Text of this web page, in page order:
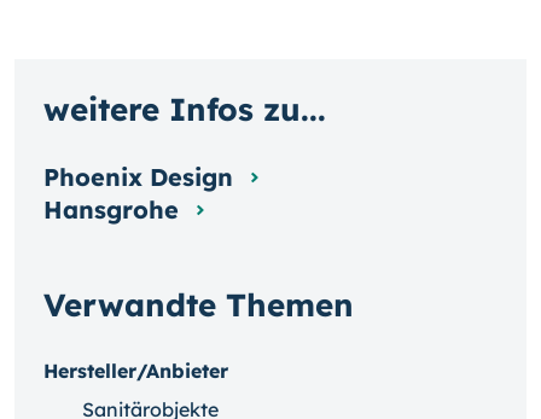
Verwandte Themen
Hersteller/Anbieter
Sanitärobjekte
weitere Infos zu...
Phoenix Design
Hansgrohe